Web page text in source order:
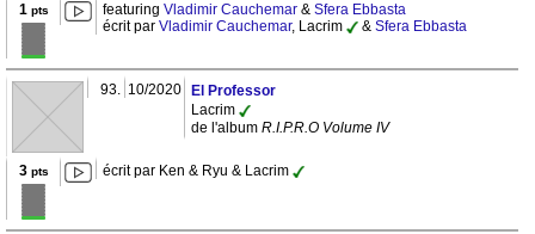
1 pts featuring Vladimir Cauchemar & Sfera Ebbasta
écrit par Vladimir Cauchemar, Lacrim & Sfera Ebbasta
93. 10/2020
El Professor
Lacrim
de l'album R.I.P.R.O Volume IV
3pts écrit par Ken & Ryu & Lacrim